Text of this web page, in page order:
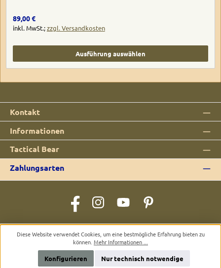
Regulärer Preis:
89,00 €
inkl. MwSt.;zzgl. Versandkosten
Ausführung auswählen
Kontakt
Informationen
Tactical Bear
Zahlungsarten
Facebook Instagram YouTube Pinterest
Nachnahmegebühren, wenn nicht anders angegeben.
© 2026 Tactical Bear - Alle Rechte vorbehalten. Theme by
Diese Website verwendet Cookies, um eine bestmögliche Erfahrung bieten zu
können. Mehr Informationen ...
Nur technisch notwendige
Konfigurieren